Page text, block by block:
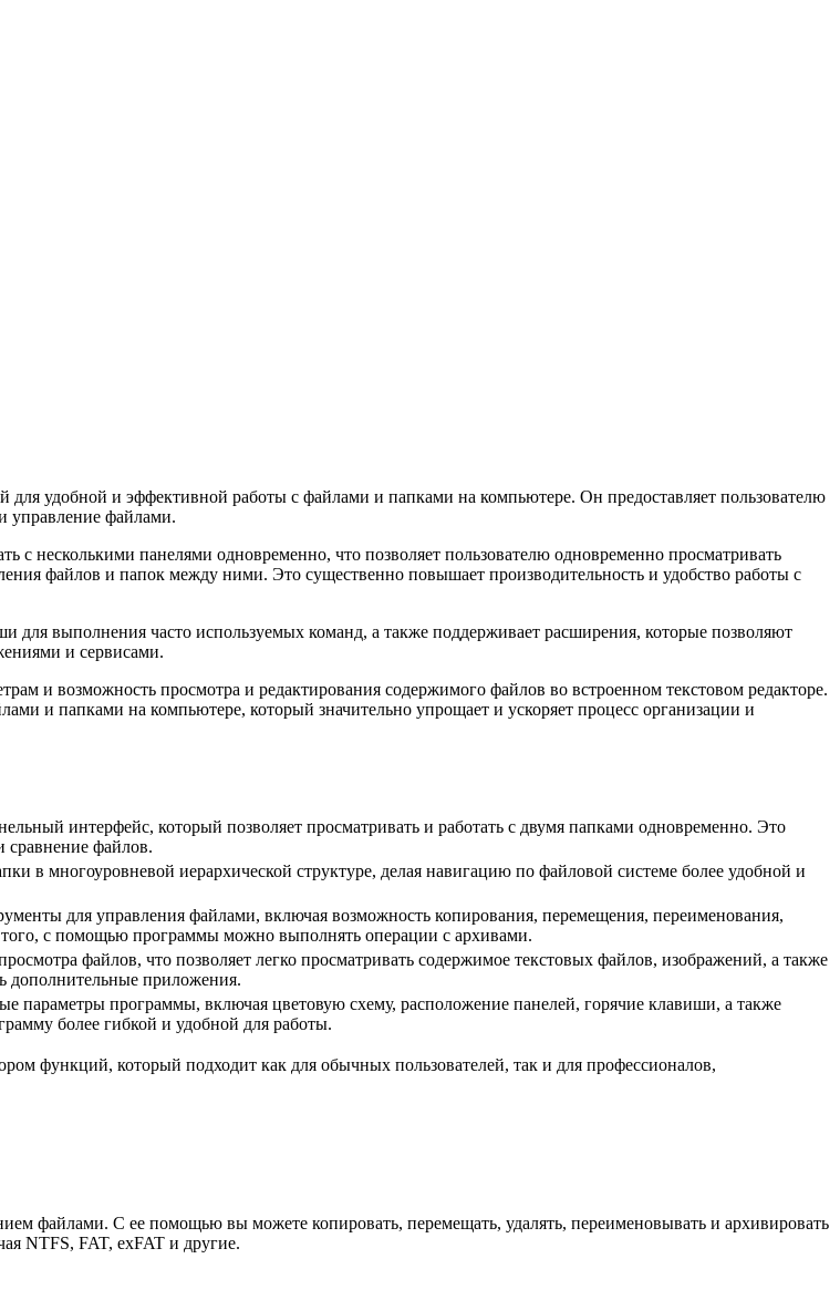
удобной и эффективной работы с файлами и папками на компьютере. Он предоставляет пользователю
управление файлами.
с несколькими панелями одновременно, что позволяет пользователю одновременно просматривать
файлов и папок между ними. Это существенно повышает производительность и удобство работы с
для выполнения часто используемых команд, а также поддерживает расширения, которые позволяют
и сервисами.
и возможность просмотра и редактирования содержимого файлов во встроенном текстовом редакторе.
и папками на компьютере, который значительно упрощает и ускоряет процесс организации и
интерфейс, который позволяет просматривать и работать с двумя папками одновременно. Это
сравнение файлов.
в многоуровневой иерархической структуре, делая навигацию по файловой системе более удобной и
для управления файлами, включая возможность копирования, перемещения, переименования,
с помощью программы можно выполнять операции с архивами.
файлов, что позволяет легко просматривать содержимое текстовых файлов, изображений, а также
дополнительные приложения.
параметры программы, включая цветовую схему, расположение панелей, горячие клавиши, а также
более гибкой и удобной для работы.
функций, который подходит как для обычных пользователей, так и для профессионалов,
файлами. С ее помощью вы можете копировать, перемещать, удалять, переименовывать и архивировать
NTFS, FAT, exFAT и другие.